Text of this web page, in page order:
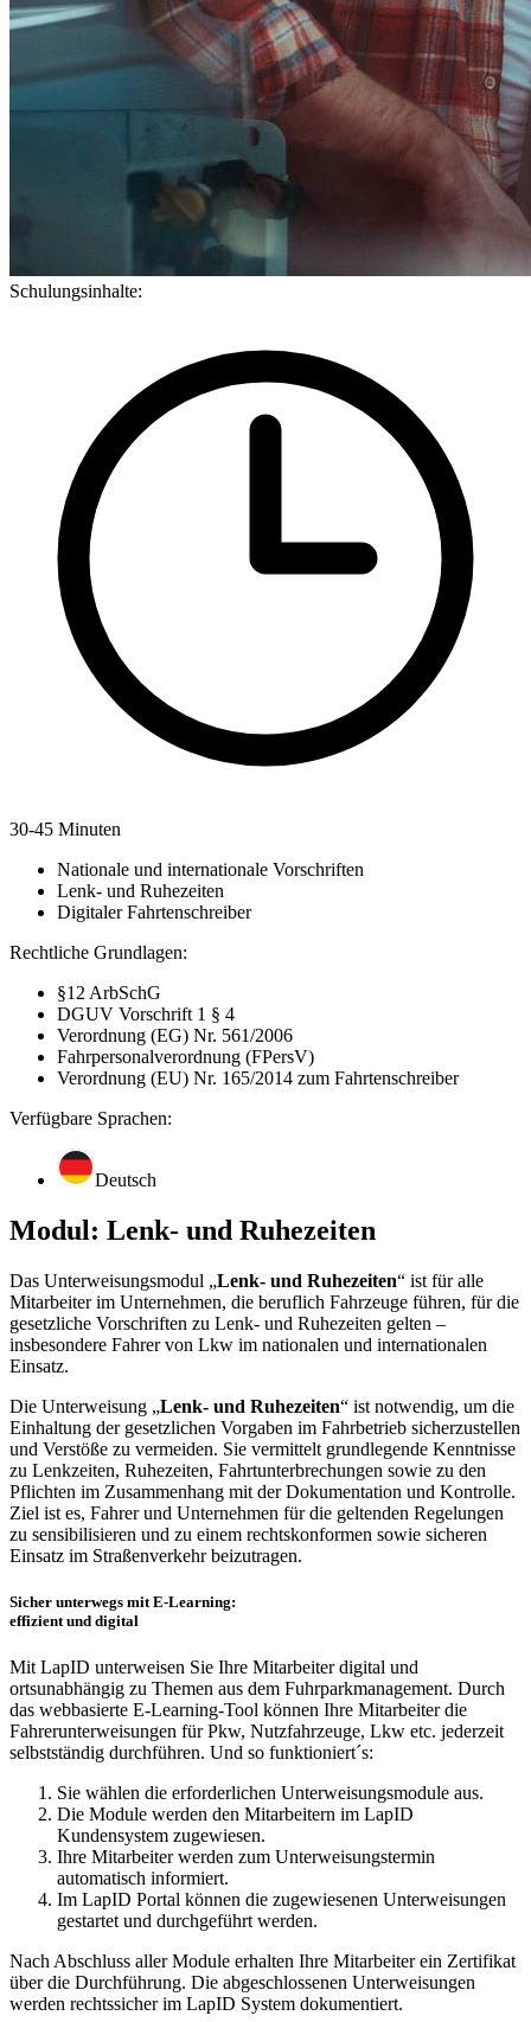
Schulungsinhalte:
30-45 Minuten
Nationale und internationale Vorschriften
Lenk- und Ruhezeiten
Digitaler Fahrtenschreiber
Rechtliche Grundlagen:
§12 ArbSchG
DGUV Vorschrift 1 § 4
Verordnung (EG) Nr. 561/2006
Fahrpersonalverordnung (FPersV)
Verordnung (EU) Nr. 165/2014 zum Fahrtenschreiber
Verfügbare Sprachen:
Deutsch
Modul: Lenk- und Ruhezeiten
Das Unterweisungsmodul „Lenk- und Ruhezeiten“ ist für alle
Mitarbeiter im Unternehmen, die beruflich Fahrzeuge führen, für die
gesetzliche Vorschriften zu Lenk- und Ruhezeiten gelten –
insbesondere Fahrer von Lkw im nationalen und internationalen
Einsatz.
Die Unterweisung „Lenk- und Ruhezeiten“ ist notwendig, um die
Einhaltung der gesetzlichen Vorgaben im Fahrbetrieb sicherzustellen
und Verstöße zu vermeiden. Sie vermittelt grundlegende Kenntnisse
zu Lenkzeiten, Ruhezeiten, Fahrtunterbrechungen sowie zu den
Pflichten im Zusammenhang mit der Dokumentation und Kontrolle.
Ziel ist es, Fahrer und Unternehmen für die geltenden Regelungen
zu sensibilisieren und zu einem rechtskonformen sowie sicheren
Einsatz im Straßenverkehr beizutragen.
Sicher unterwegs mit E-Learning:
effizient und digital
Mit LapID unterweisen Sie Ihre Mitarbeiter digital und
ortsunabhängig zu Themen aus dem Fuhrparkmanagement. Durch
das webbasierte E-Learning-Tool können Ihre Mitarbeiter die
Fahrerunterweisungen für Pkw, Nutzfahrzeuge, Lkw etc. jederzeit
selbstständig durchführen. Und so funktioniert´s:
Sie wählen die erforderlichen Unterweisungsmodule aus.
Die Module werden den Mitarbeitern im LapID
Kundensystem zugewiesen.
Ihre Mitarbeiter werden zum Unterweisungstermin
automatisch informiert.
Im LapID Portal können die zugewiesenen Unterweisungen
gestartet und durchgeführt werden.
Nach Abschluss aller Module erhalten Ihre Mitarbeiter ein Zertifikat
über die Durchführung. Die abgeschlossenen Unterweisungen
werden rechtssicher im LapID System dokumentiert.